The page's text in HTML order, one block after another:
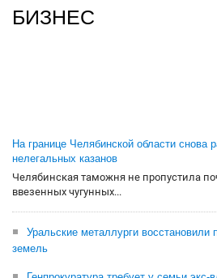
БИЗНЕС
На границе Челябинской области снова
нелегальных казанов
Челябинская таможня не пропустила
ввезенных чугунных...
Уральские металлурги восстановили
земель